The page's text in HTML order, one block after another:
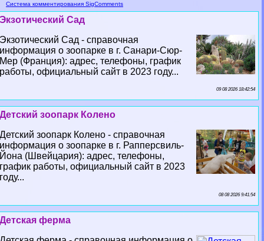
Система комментирования SigComments
Экзотический Сад
Экзотический Сад - справочная
информация о зоопарке в г. Санари-Сюр-
Мер (Франция): адрес, телефоны, график
работы, официальный сайт в 2023 году...
09 08 2026 18:42:54
Детский зоопарк Колено
Детский зоопарк Колено - справочная
информация о зоопарке в г. Рапперсвиль-
Йона (Швейцария): адрес, телефоны,
график работы, официальный сайт в 2023
году...
08 08 2026 9:41:54
Детская ферма